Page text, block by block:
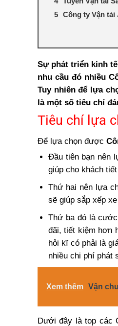
Công ty Vận tải
Sự phát triển kinh
nhu cầu đó nhiều
Tuy nhiên để lựa
là một số tiêu chí
Tiêu chí lựa
Để lựa chọn được
Đầu tiên bạn nên
giúp cho khách
Thứ hai nên lựa
sẽ giúp sắp xếp
Thứ ba đó là
đãi, tiết kiệm hơn
hỏi kĩ có phải là
nhiều chi phí phát
Xem thêm Vận
Dưới đây là top các